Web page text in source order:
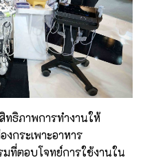
ทธิภาพการทำงานให้
กระเพาะอาหาร
ที่ตอบโจทย์การใช้งานใน